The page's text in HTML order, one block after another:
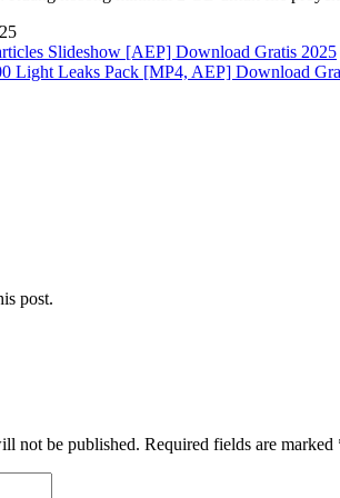
Slideshow [AEP] Download Gratis 2025
Light Leaks Pack [MP4, AEP] Download
post.
not be published. Required fields are marked